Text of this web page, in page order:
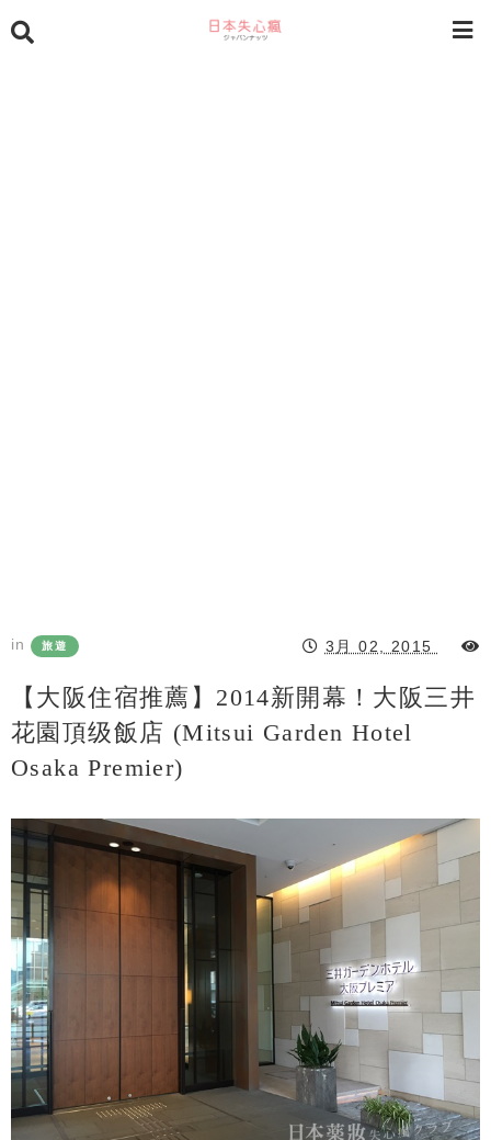
in 旅遊 3月 02, 2015
【大阪住宿推薦】2014新開幕！大阪三井
花園頂级飯店 (Mitsui Garden Hotel
Osaka Premier)